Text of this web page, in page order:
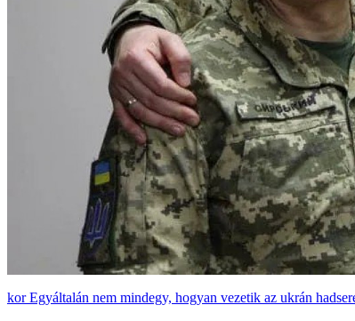
Egyáltalán nem mindegy, hogyan vezetik az ukrán